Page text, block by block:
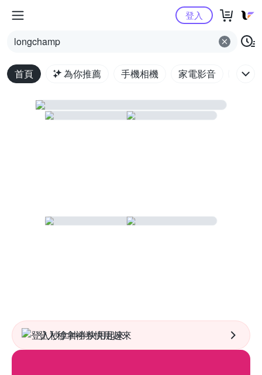
Yahoo購物中心
longchamp
登入
首頁 為你推薦 手機相機 家電影音 電腦
登入秒拿神券快用起來